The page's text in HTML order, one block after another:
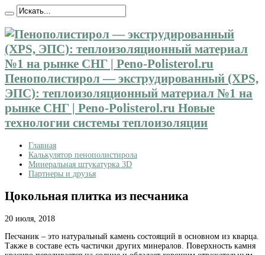
Пенополистирол — экструдированный (XPS,
ЭПС): теплоизоляционный материал №1 на
рынке СНГ | Peno-Polisterol.ru Новые
технологии системы теплоизоляции
Главная
Калькулятор пенополистирола
Минеральная штукатурка 3D
Партнеры и друзья
Цокольная плитка из песчаника
20 июля, 2018
Песчаник – это натуральный камень состоящий в основном из кварца.
Также в составе есть частички других минералов. Поверхность камня